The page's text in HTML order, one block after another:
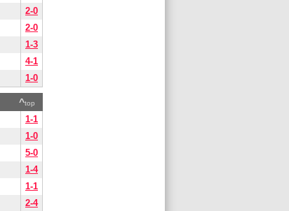
2-0
2-0
1-3
4-1
1-0
^top
1-1
1-0
5-0
1-4
1-1
2-4